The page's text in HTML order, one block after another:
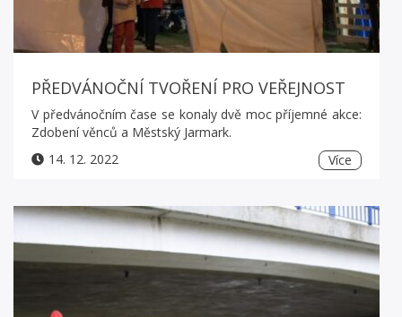
PŘEDVÁNOČNÍ TVOŘENÍ PRO VEŘEJNOST
V předvánočním čase se konaly dvě moc příjemné akce:
Zdobení věnců a Městský Jarmark.
14. 12. 2022
Více